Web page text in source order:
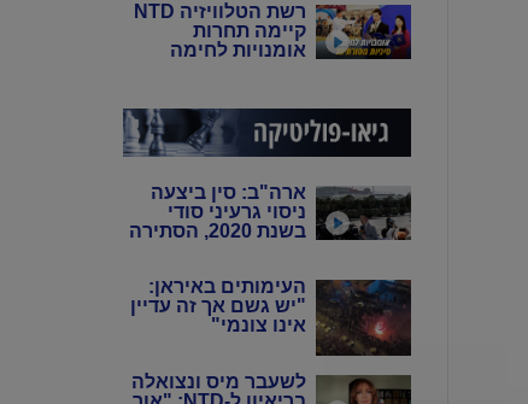
רשת הטלוויזיה NTD
קיימה תחרות
אומנויות לחימה
ארה"ב: סין ביצעה
ניסוי גרעיני סודי
בשנת 2020, הסתירה
מערכות הניטור
העימותים באיראן:
"יש גשם אך זה עדיין
אינו צונמי"
לשעבר מיס ונצואלה